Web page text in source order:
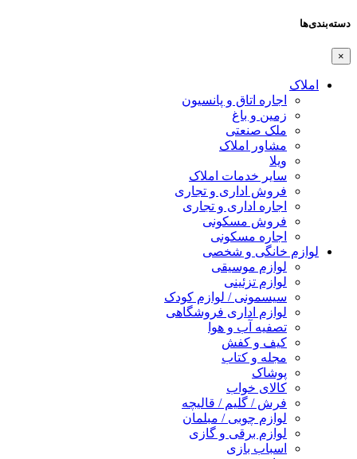
دسته‌بندی‌ها
×
املاک
اجاره اتاق و پانسیون
زمین و باغ
ملک صنعتی
مشاور املاک
ویلا
سایر خدمات املاک
فروش اداری و تجاری
اجاره اداری و تجاری
فروش مسکونی
اجاره مسکونی
لوازم خانگی و شخصی
لوازم موسیقی
لوازم تزئینی
سیسمونی / لوازم کودک
لوازم اداری فروشگاهی
تصفیه آب و هوا
کیف و کفش
مجله و کتاب
پوشاک
کالای خواب
فرش / گلیم / قالیچه
لوازم چوبی / مبلمان
لوازم برقی و گازی
اسباب بازی